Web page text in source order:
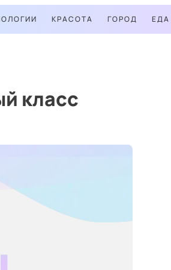
КРАСОТА ГОРОД ЕДА
класс